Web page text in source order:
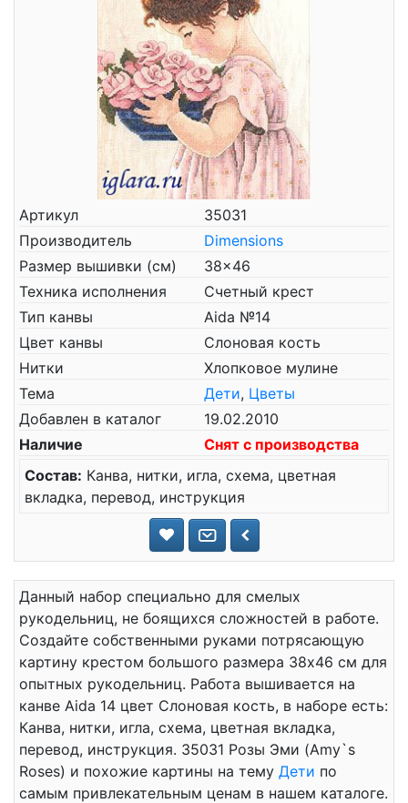
Артикул
35031
Производитель
Dimensions
Размер вышивки (см)
38x46
Техника исполнения
Счетный крест
Тип канвы
Aida №14
Цвет канвы
Слоновая кость
Нитки
Хлопковое мулине
Тема
Дети, Цветы
Добавлен в каталог
19.02.2010
Наличие
Снят с производства
Состав: Канва, нитки, игла, схема, цветная
вкладка, перевод, инструкция
Данный набор специально для смелых
рукодельниц, не боящихся сложностей в работе.
Создайте собственными руками потрясающую
картину крестом большого размера 38x46 см для
опытных рукодельниц. Работа вышивается на
канве Aida 14 цвет Слоновая кость, в наборе есть:
Канва, нитки, игла, схема, цветная вкладка,
перевод, инструкция. 35031 Розы Эми (Amy`s
Roses) и похожие картины на тему Дети по
самым привлекательным ценам в нашем каталоге.